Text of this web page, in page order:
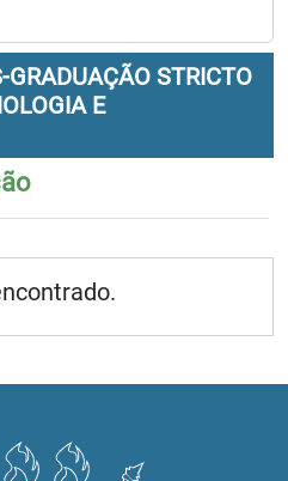
STRICTO
E